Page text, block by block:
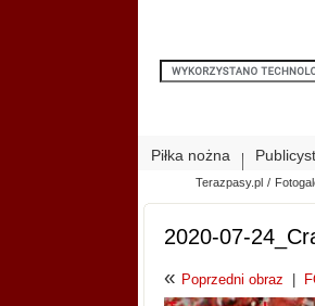
Piłka nożna
Terazpasy.pl /
2020-07-
« Poprzedni obraz